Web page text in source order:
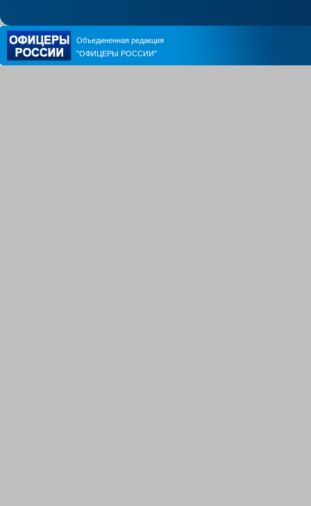
Объединенная редакция
"ОФИЦЕРЫ РОССИИ"